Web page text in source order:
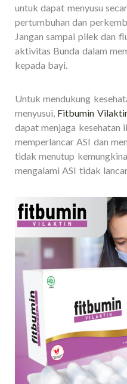
untuk dapat menyusu
pertumbuhan dan
Jangan sampai pilek dan
aktivitas Bunda dalam
kepada bayi.
Untuk mendukung
menyusui, Fitbumin
dapat menjaga kesehatan
memperlancar ASI dan
tidak menutup
mengalami ASI tidak